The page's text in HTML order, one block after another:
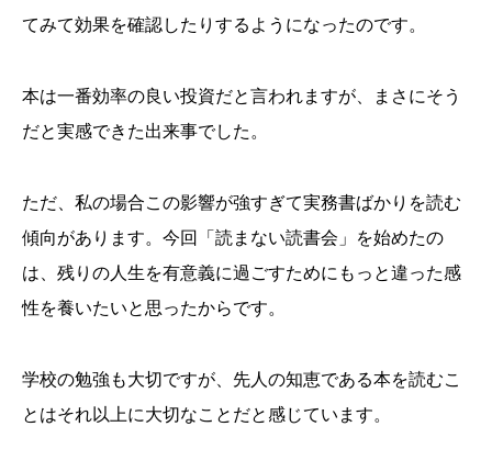
てみて効果を確認したりするようになったのです。
本は一番効率の良い投資だと言われますが、まさにそう
だと実感できた出来事でした。
ただ、私の場合この影響が強すぎて実務書ばかりを読む
傾向があります。今回「読まない読書会」を始めたの
は、残りの人生を有意義に過ごすためにもっと違った感
性を養いたいと思ったからです。
学校の勉強も大切ですが、先人の知恵である本を読むこ
とはそれ以上に大切なことだと感じています。